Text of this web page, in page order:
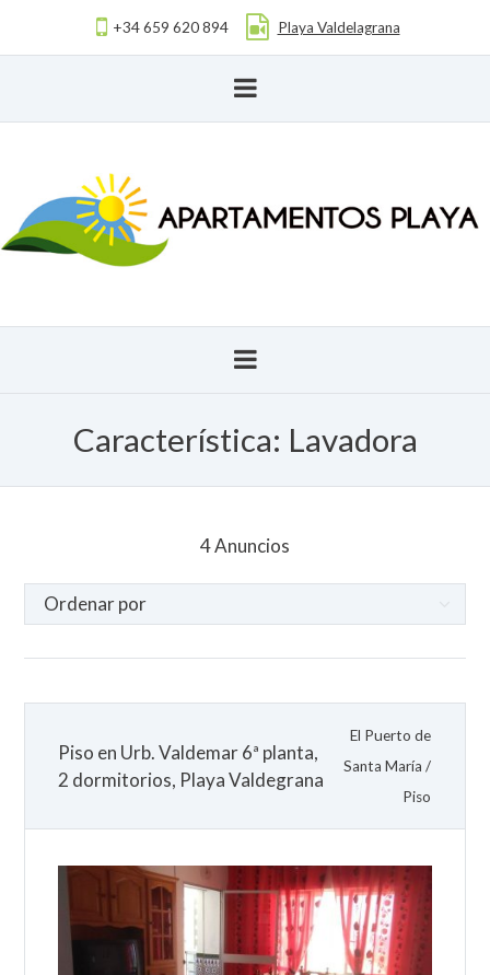
+34 659 620 894 Playa Valdelagrana
Característica: Lavadora
4Anuncios
Piso en Urb. Valdemar 6ª planta,
2 dormitorios, Playa Valdegrana
El Puerto de
Santa María /
Piso